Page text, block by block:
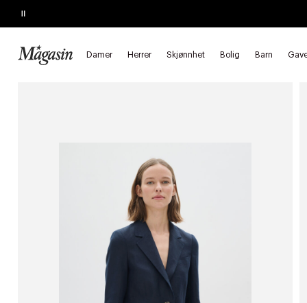
Pause
Damer Herrer Skjønnhet Bolig Barn
SALGET SLUTTER SNART
Forside Damer Klær Blazere & vester Blazere